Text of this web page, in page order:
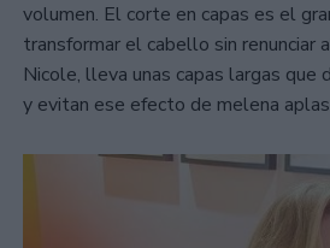
volumen. El corte en capas es el
transformar el cabello sin renunciar
Nicole, lleva unas capas largas que
y evitan ese efecto de melena